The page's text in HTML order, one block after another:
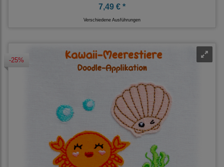
7,49 € *
Verschiedene Ausführungen
-25%